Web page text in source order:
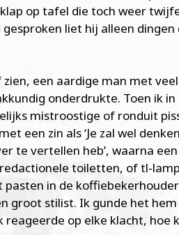
op tafel die toch weer
liet hij alleen dingen
een aardige man met
onderdrukte. Toen ik
mistroostige of ronduit
een zin als ‘Je zal wel
te vertellen heb’, waarna
toiletten, of tl-
in de
groot stilist. Ik gunde het
op elke klacht, hoe